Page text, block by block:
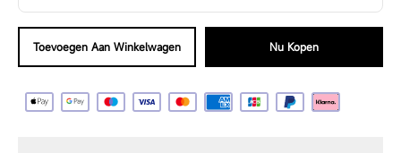
Doorgaan
Toevoegen Aan Winkelwagen Nu Kopen